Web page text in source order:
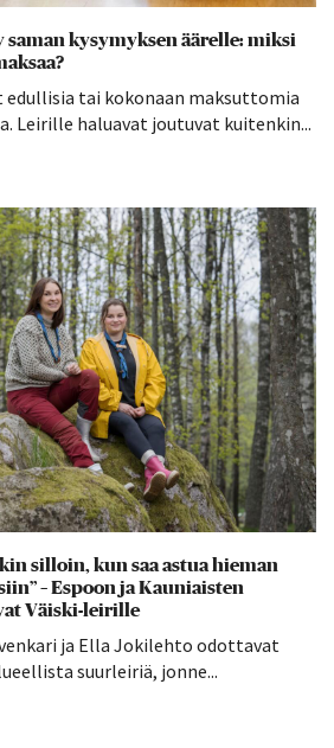
kysymyksen äärelle: miksi
edullisia tai kokonaan maksuttomia
Leirille haluavat joutuvat kuitenkin...
silloin, kun saa astua hieman
– Espoon ja Kauniaisten
Väiski-leirille
ja Ella Jokilehto odottavat
suurleiriä, jonne...